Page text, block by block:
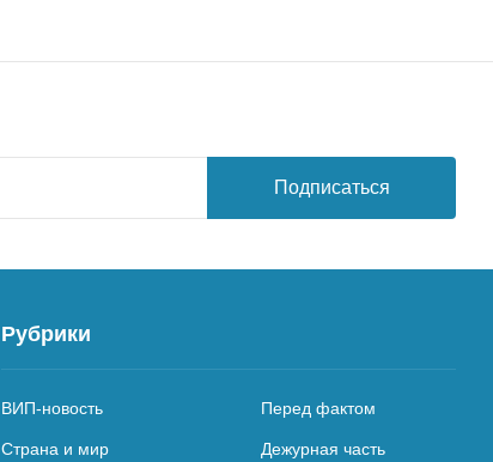
Подписаться
Рубрики
ВИП-новость Перед фактом
Страна и мир Дежурная часть